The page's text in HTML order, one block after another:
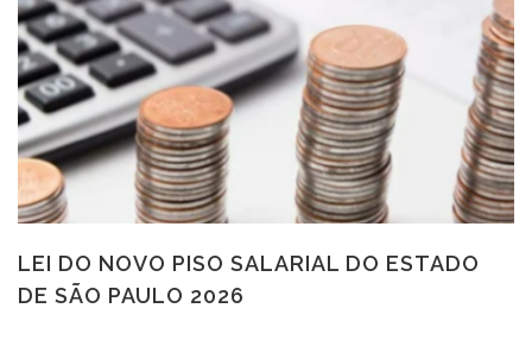
LEI DO NOVO PISO SALARIAL DO ESTADO
DE SÃO PAULO 2026